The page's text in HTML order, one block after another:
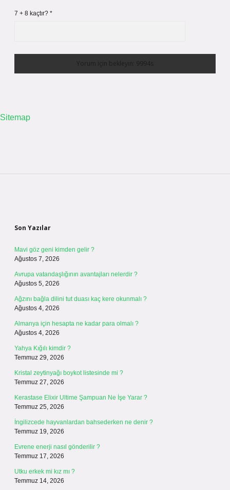
7 + 8 kaçtır? *
Sitemap
Son Yazılar
Mavi göz geni kimden gelir ?
Ağustos 7, 2026
Avrupa vatandaşlığının avantajları nelerdir ?
Ağustos 5, 2026
Ağzını bağla dilini tut duası kaç kere okunmalı ?
Ağustos 4, 2026
Almanya için hesapta ne kadar para olmalı ?
Ağustos 4, 2026
Yahya Kığılı kimdir ?
Temmuz 29, 2026
Kristal zeytinyağı boykot listesinde mi ?
Temmuz 27, 2026
Kerastase Elixir Ultime Şampuan Ne İşe Yarar ?
Temmuz 25, 2026
İngilizcede hayvanlardan bahsederken ne denir ?
Temmuz 19, 2026
Evrene enerji nasıl gönderilir ?
Temmuz 17, 2026
Utku erkek mi kız mı ?
Temmuz 14, 2026